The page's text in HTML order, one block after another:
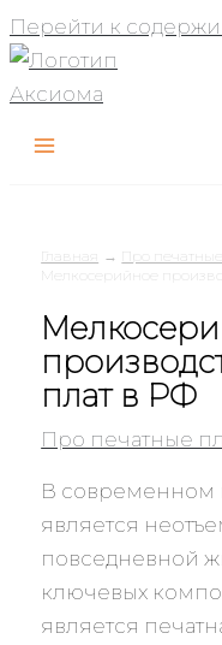
Перейти к
Главная
Про
Мелкосерийное
плат в РФ
Про печатные
В современном
является
повседневной
ключевых
является